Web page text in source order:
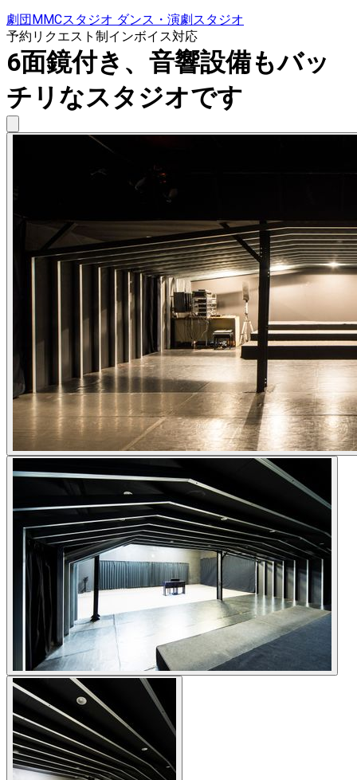
劇団MMCスタジオ ダンス・演劇スタジオ
予約リクエスト制インボイス対応
6面鏡付き、音響設備もバッ
チリなスタジオです